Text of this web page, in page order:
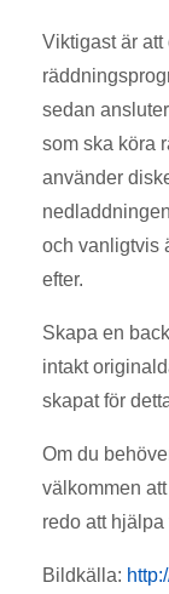
Viktigast är
sedan
som ska köra
använder
och vanligtvis
efter.
Skapa en
intakt
skapat för
Om du
välkommen
redo att hjälpa
Bildkälla: